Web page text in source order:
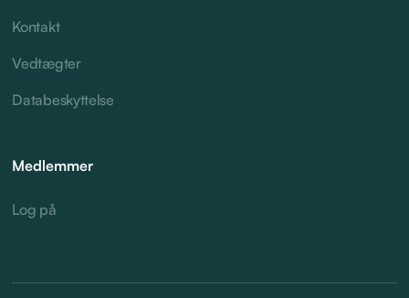
Kontakt
Vedtægter
Databeskyttelse
Medlemmer
Log på